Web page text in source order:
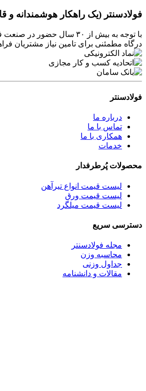
فولادسنتر (یک راهکار هوشمندانه و
با توجه به بیش از ۳۰
درگاه مطمئنی برای تامین نیاز مشتریان
فولادسنتر
درباره ما
تماس با ما
همکاری با ما
خدمات
محصولات پُرطرفدار
لیست قیمت انواع تیرآهن
لیست قیمت ورق
لیست قیمت میلگرد
دسترسی سریع
مجله فولادسنتر
محاسبه وزن
جداول وزنی
مقالات و دانشنامه